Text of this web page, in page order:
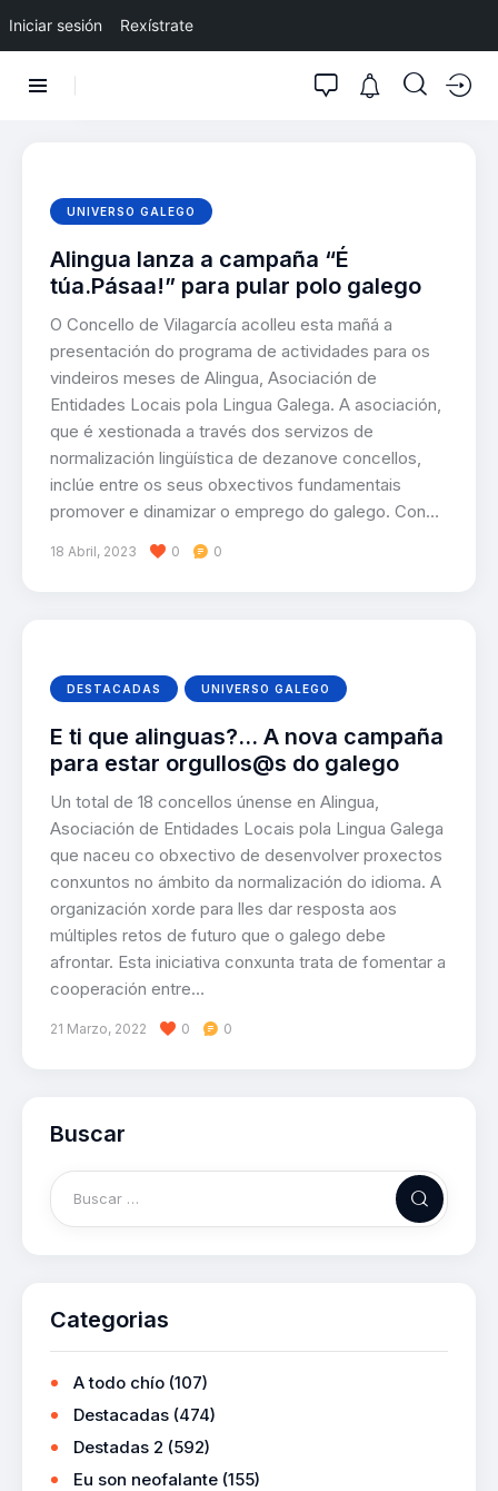
Iniciar sesión Rexístrate
UNIVERSO GALEGO
Alingua lanza a campaña “É
túa.Pásaa!” para pular polo galego
O Concello de Vilagarcía acolleu esta mañá a
presentación do programa de actividades para os
vindeiros meses de Alingua, Asociación de
Entidades Locais pola Lingua Galega. A asociación,
que é xestionada a través dos servizos de
normalización lingüística de dezanove concellos,
inclúe entre os seus obxectivos fundamentais
promover e dinamizar o emprego do galego. Con…
18 Abril, 2023 0 0
DESTACADAS UNIVERSO GALEGO
E ti que alinguas?… A nova campaña
para estar orgullos@s do galego
Un total de 18 concellos únense en Alingua,
Asociación de Entidades Locais pola Lingua Galega
que naceu co obxectivo de desenvolver proxectos
conxuntos no ámbito da normalización do idioma. A
organización xorde para lles dar resposta aos
múltiples retos de futuro que o galego debe
afrontar. Esta iniciativa conxunta trata de fomentar a
cooperación entre…
21 Marzo, 2022 0 0
Buscar
Categorias
A todo chío (107)
Destacadas (474)
Destadas 2 (592)
Eu son neofalante (155)